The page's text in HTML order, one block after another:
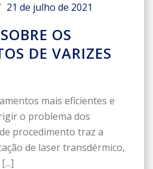
21 de julho de 2021
OS
DE VARIZES
mais eficientes e
o problema dos
procedimento traz a
de laser transdérmico,